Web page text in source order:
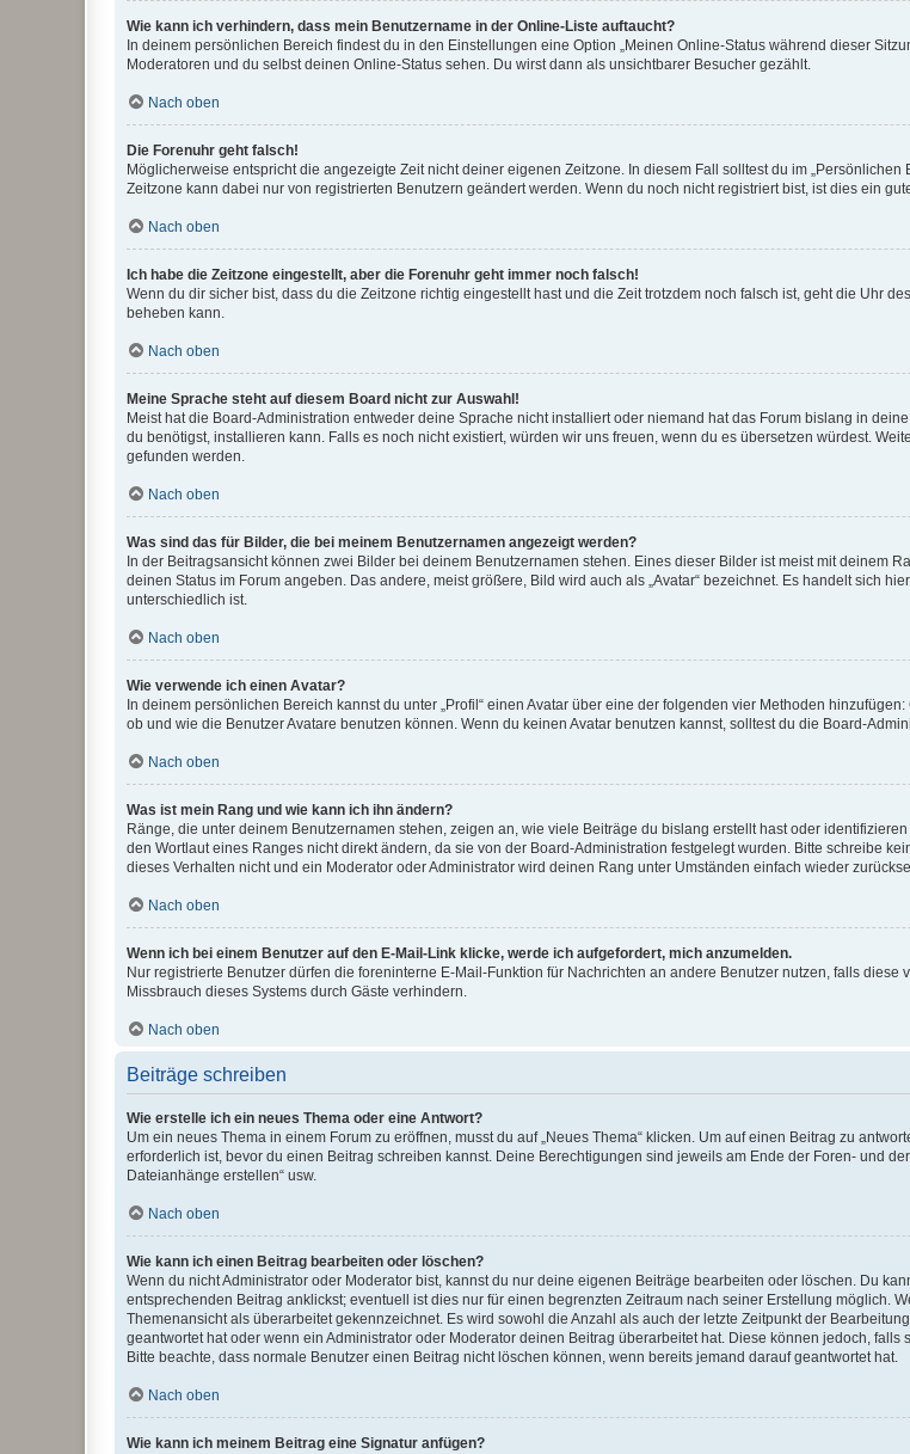
Wie kann ich verhindern, dass mein Benutzername in der Online-Liste auftaucht?
In deinem persönlichen Bereich findest du in den Einstellungen eine Option „Meinen Online-Status während dieser
Moderatoren und du selbst deinen Online-Status sehen. Du wirst dann als unsichtbarer Besucher gezählt.
Nach oben
Die Forenuhr geht falsch!
Möglicherweise entspricht die angezeigte Zeit nicht deiner eigenen Zeitzone. In diesem Fall solltest du im
Zeitzone kann dabei nur von registrierten Benutzern geändert werden. Wenn du noch nicht registriert bist, ist dies ein
Nach oben
Ich habe die Zeitzone eingestellt, aber die Forenuhr geht immer noch falsch!
Wenn du dir sicher bist, dass du die Zeitzone richtig eingestellt hast und die Zeit trotzdem noch falsch ist, geht die Uhr
beheben kann.
Nach oben
Meine Sprache steht auf diesem Board nicht zur Auswahl!
Meist hat die Board-Administration entweder deine Sprache nicht installiert oder niemand hat das Forum bislang in
du benötigst, installieren kann. Falls es noch nicht existiert, würden wir uns freuen, wenn du es übersetzen würdest.
gefunden werden.
Nach oben
Was sind das für Bilder, die bei meinem Benutzernamen angezeigt werden?
In der Beitragsansicht können zwei Bilder bei deinem Benutzernamen stehen. Eines dieser Bilder ist meist mit deinem
deinen Status im Forum angeben. Das andere, meist größere, Bild wird auch als „Avatar“ bezeichnet. Es handelt sich
unterschiedlich ist.
Nach oben
Wie verwende ich einen Avatar?
In deinem persönlichen Bereich kannst du unter „Profil“ einen Avatar über eine der folgenden vier Methoden
ob und wie die Benutzer Avatare benutzen können. Wenn du keinen Avatar benutzen kannst, solltest du die Board-
Nach oben
Was ist mein Rang und wie kann ich ihn ändern?
Ränge, die unter deinem Benutzernamen stehen, zeigen an, wie viele Beiträge du bislang erstellt hast oder
den Wortlaut eines Ranges nicht direkt ändern, da sie von der Board-Administration festgelegt wurden. Bitte schreibe
dieses Verhalten nicht und ein Moderator oder Administrator wird deinen Rang unter Umständen einfach wieder
Nach oben
Wenn ich bei einem Benutzer auf den E-Mail-Link klicke, werde ich aufgefordert, mich anzumelden.
Nur registrierte Benutzer dürfen die foreninterne E-Mail-Funktion für Nachrichten an andere Benutzer nutzen, falls
Missbrauch dieses Systems durch Gäste verhindern.
Nach oben
Beiträge schreiben
Wie erstelle ich ein neues Thema oder eine Antwort?
Um ein neues Thema in einem Forum zu eröffnen, musst du auf „Neues Thema“ klicken. Um auf einen Beitrag zu
erforderlich ist, bevor du einen Beitrag schreiben kannst. Deine Berechtigungen sind jeweils am Ende der Foren- und
Dateianhänge erstellen“ usw.
Nach oben
Wie kann ich einen Beitrag bearbeiten oder löschen?
Wenn du nicht Administrator oder Moderator bist, kannst du nur deine eigenen Beiträge bearbeiten oder löschen. Du
entsprechenden Beitrag anklickst; eventuell ist dies nur für einen begrenzten Zeitraum nach seiner Erstellung möglich.
Themenansicht als überarbeitet gekennzeichnet. Es wird sowohl die Anzahl als auch der letzte Zeitpunkt der
geantwortet hat oder wenn ein Administrator oder Moderator deinen Beitrag überarbeitet hat. Diese können jedoch,
Bitte beachte, dass normale Benutzer einen Beitrag nicht löschen können, wenn bereits jemand darauf geantwortet hat.
Nach oben
Wie kann ich meinem Beitrag eine Signatur anfügen?